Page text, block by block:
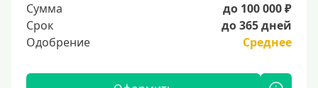
Сумма
до 100 000 ₽
Срок
до 365 дней
Одобрение
Среднее